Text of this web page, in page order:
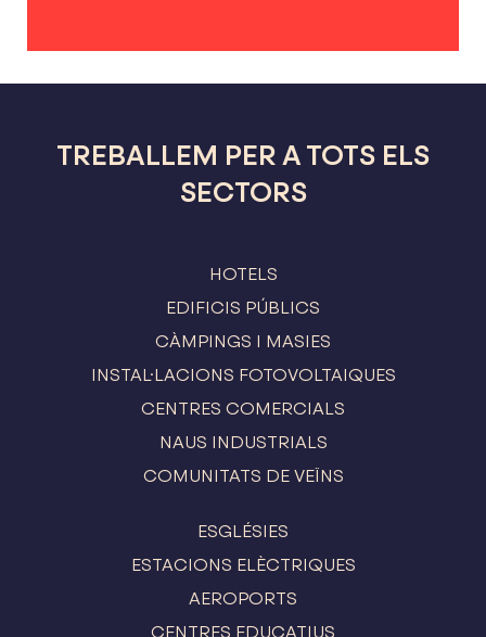
TREBALLEM PER A TOTS ELS
SECTORS
HOTELS
EDIFICIS PÚBLICS
CÀMPINGS I MASIES
INSTAL·LACIONS FOTOVOLTAIQUES
CENTRES COMERCIALS
NAUS INDUSTRIALS
COMUNITATS DE VEÏNS
ESGLÉSIES
ESTACIONS ELÈCTRIQUES
AEROPORTS
CENTRES EDUCATIUS